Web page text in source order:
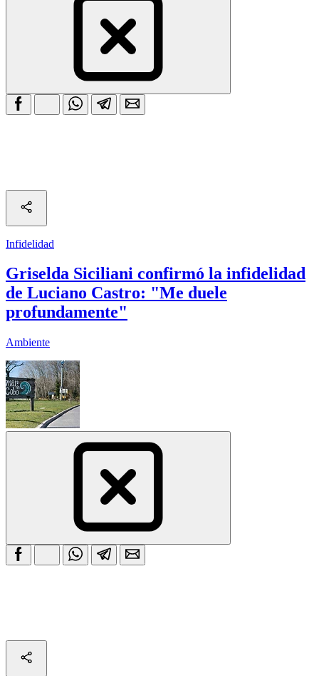
Infidelidad
Griselda Siciliani confirmó la infidelidad
de Luciano Castro: "Me duele
profundamente"
Ambiente